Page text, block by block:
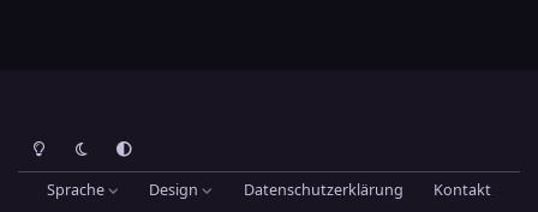
Heller ModusDunkler ModusSystemeinstellung
Sprache Design Datenschutzerklärung Kontakt